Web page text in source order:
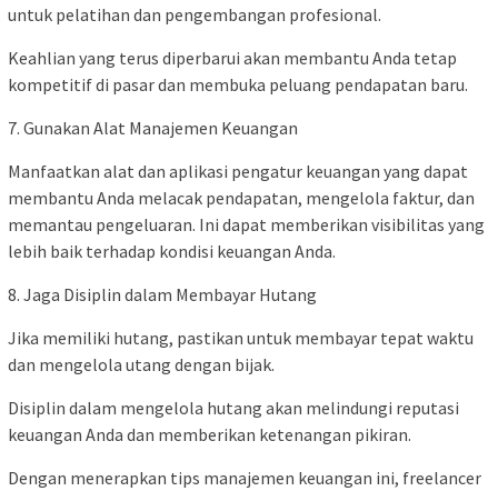
untuk pelatihan dan pengembangan profesional.
Keahlian yang terus diperbarui akan membantu Anda tetap
kompetitif di pasar dan membuka peluang pendapatan baru.
7. Gunakan Alat Manajemen Keuangan
Manfaatkan alat dan aplikasi pengatur keuangan yang dapat
membantu Anda melacak pendapatan, mengelola faktur, dan
memantau pengeluaran. Ini dapat memberikan visibilitas yang
lebih baik terhadap kondisi keuangan Anda.
8. Jaga Disiplin dalam Membayar Hutang
Jika memiliki hutang, pastikan untuk membayar tepat waktu
dan mengelola utang dengan bijak.
Disiplin dalam mengelola hutang akan melindungi reputasi
keuangan Anda dan memberikan ketenangan pikiran.
Dengan menerapkan tips manajemen keuangan ini, freelancer